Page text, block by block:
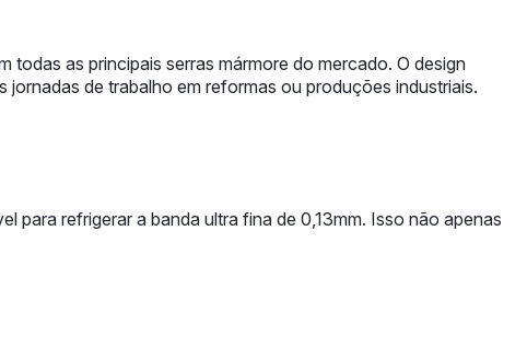
todas as principais serras mármore do mercado. O design
de trabalho em reformas ou produções industriais.
para refrigerar a banda ultra fina de 0,13mm. Isso não apenas